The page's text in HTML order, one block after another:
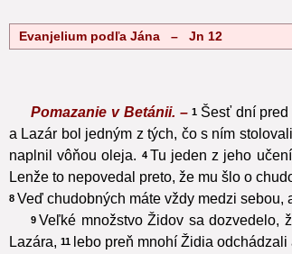
Evanjelium podľa Jána – Jn 12
Pomazanie v Betánii. –1 Šesť dní
a Lazár bol jedným z tých, čo s ním
naplnil vôňou oleja. 4 Tu jeden z jeho
Lenže to nepovedal preto, že mu šlo o
8 Veď chudobných máte vždy medzi sebou,
9 Veľké množstvo Židov sa dozvedelo,
Lazára, 11 lebo preň mnohí Židia